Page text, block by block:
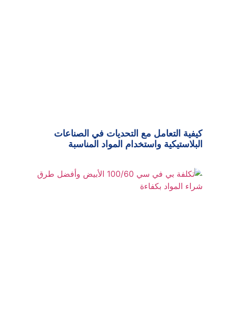
كيفية التعامل مع التحديات في الصناعات
البلاستيكية واستخدام المواد المناسبة